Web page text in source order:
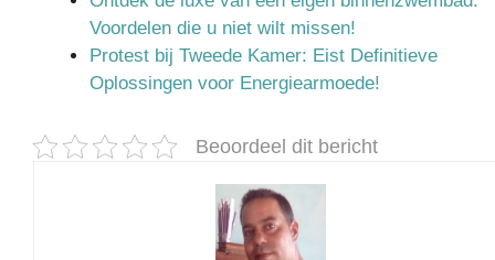
Voordelen die u niet wilt missen!
Protest bij Tweede Kamer: Eist Definitieve
Oplossingen voor Energiearmoede!
Beoordeel dit bericht